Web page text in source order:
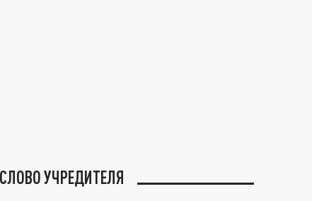
СЛОВО УЧРЕДИТЕЛЯ